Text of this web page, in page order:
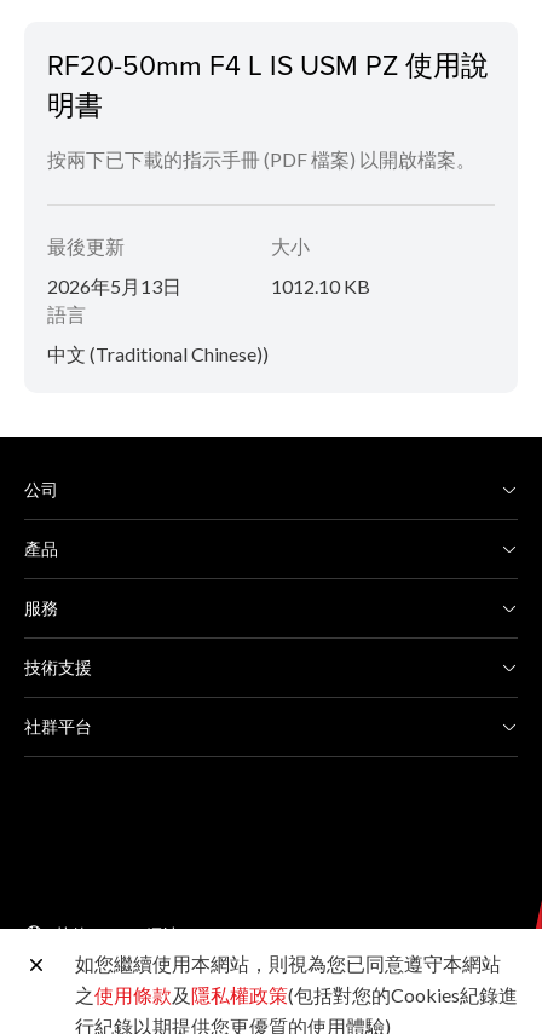
RF20-50mm F4 L IS USM PZ 使用說
明書
按兩下已下載的指示手冊 (PDF 檔案) 以開啟檔案。
最後更新
2026年5月13日
大小
1012.10 KB
語言
中文 (Traditional Chinese))
公司
產品
服務
技術支援
社群平台
其他 Canon 網站
台灣佳能資訊股份有限公司版權所有 未經許可不得轉載
如您繼續使用本網站，則視為您已同意遵守本網站
之使用條款及隱私權政策(包括對您的Cookies紀錄進
行紀錄以期提供您更優質的使用體驗)